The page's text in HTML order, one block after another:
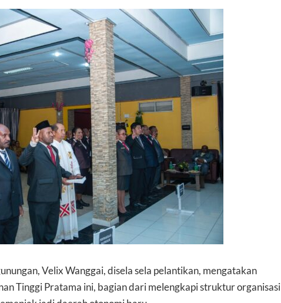
Velix Wanggai, disela sela pelantikan, mengatakan
Tinggi Pratama ini, bagian dari melengkapi struktur organisasi